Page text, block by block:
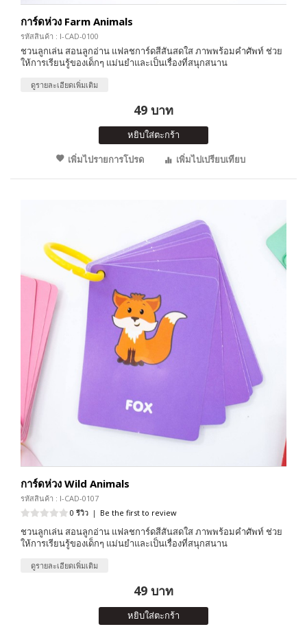
การ์ดห่วง Farm Animals
รหัสสินค้า : I-CAD-0100
ชวนลูกเล่น สอนลูกอ่าน แฟลชการ์ดสีสันสดใส ภาพพร้อมคำศัพท์ ช่วย
ให้การเรียนรู้ของเด็กๆ แม่นยำและเป็นเรื่องที่สนุกสนาน
ดูรายละเอียดเพิ่มเติม
49 บาท
หยิบใส่ตะกร้า
เพิ่มไปรายการโปรด
เพิ่มไปเปรียบเทียบ
การ์ดห่วง Wild Animals
รหัสสินค้า : I-CAD-0107
0 รีวิว | Be the first to review
ชวนลูกเล่น สอนลูกอ่าน แฟลชการ์ดสีสันสดใส ภาพพร้อมคำศัพท์ ช่วย
ให้การเรียนรู้ของเด็กๆ แม่นยำและเป็นเรื่องที่สนุกสนาน
ดูรายละเอียดเพิ่มเติม
49 บาท
หยิบใส่ตะกร้า